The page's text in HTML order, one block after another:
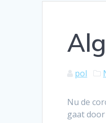
pol
Nu de
gaat